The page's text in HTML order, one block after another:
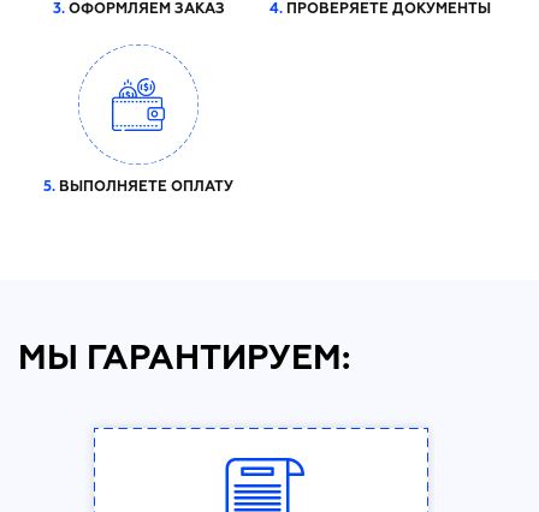
3.ОФОРМЛЯЕМ ЗАКАЗ 4.ПРОВЕРЯЕТЕ ДОКУМЕНТЫ
5. ВЫПОЛНЯЕТЕ ОПЛАТУ
МЫ ГАРАНТИРУЕМ: